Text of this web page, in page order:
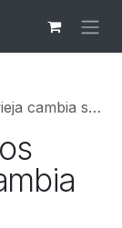
por el Coronavirus